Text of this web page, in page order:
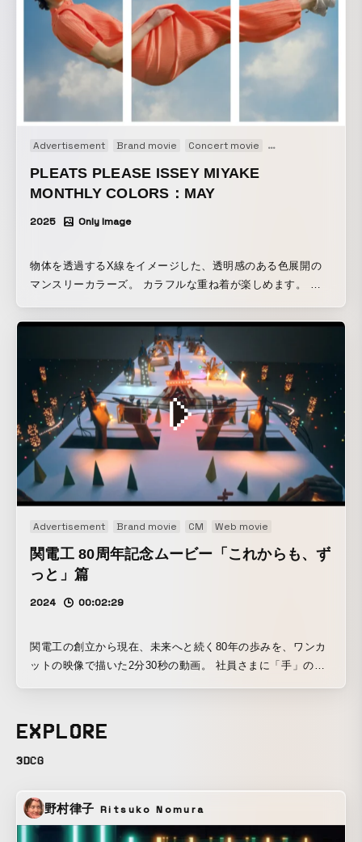
Advertisement Brand movie Concert movie Live action
PLEATS PLEASE ISSEY MIYAKE
MONTHLY COLORS：MAY
2025 Only Image
物体を透過するX線をイメージした、透明感のある色展開の
マンスリーカラーズ。 カラフルな重ね着が楽しめます。 映
https://www.instagram.com/pleatspleaseisseymiyake/
https://www.isseymiyake.com/blogs/news/17877
Advertisement Brand movie CM Web movie
関電工 80周年記念ムービー「これからも、ず
っと」篇
2024 00:02:29
関電工の創立から現在、未来へと続く80年の歩みを、ワンカ
ットの映像で描いた2分30秒の動画。 社員さまに「手」のご
EXPLORE
3DCG
野村律子 Ritsuko Nomura